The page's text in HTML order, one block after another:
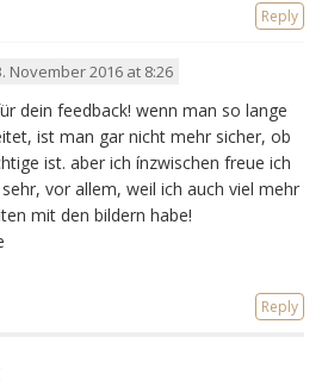
Reply
November 2016 at 8:26
dein feedback! wenn man so lange
ist man gar nicht mehr sicher, ob
ist. aber ich ínzwischen freue ich
vor allem, weil ich auch viel mehr
mit den bildern habe!
Reply